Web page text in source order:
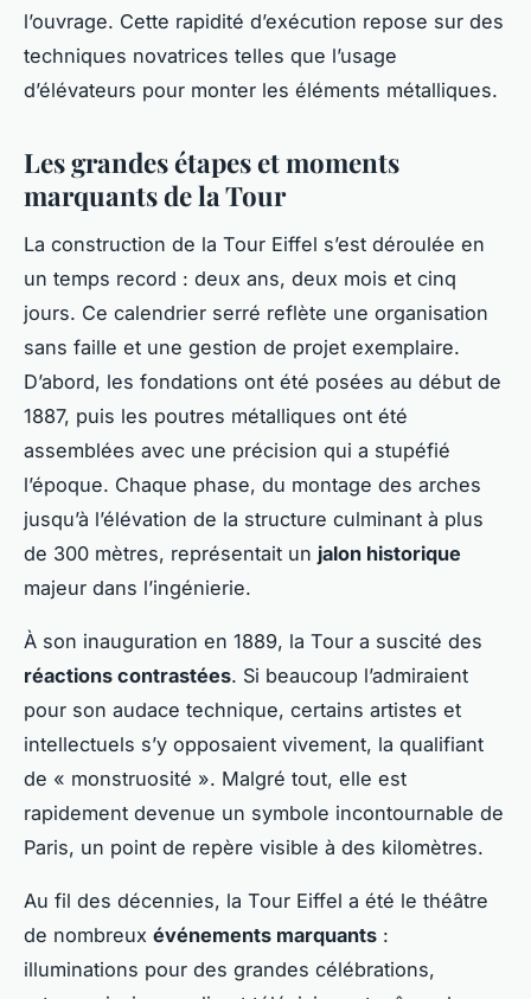
l’ouvrage. Cette rapidité d’exécution repose sur des
techniques novatrices telles que l’usage
d’élévateurs pour monter les éléments métalliques.
Les grandes étapes et moments
marquants de la Tour
La construction de la Tour Eiffel s’est déroulée en
un temps record : deux ans, deux mois et cinq
jours. Ce calendrier serré reflète une organisation
sans faille et une gestion de projet exemplaire.
D’abord, les fondations ont été posées au début de
1887, puis les poutres métalliques ont été
assemblées avec une précision qui a stupéfié
l’époque. Chaque phase, du montage des arches
jusqu’à l’élévation de la structure culminant à plus
de 300 mètres, représentait un jalon historique
majeur dans l’ingénierie.
À son inauguration en 1889, la Tour a suscité des
réactions contrastées. Si beaucoup l’admiraient
pour son audace technique, certains artistes et
intellectuels s’y opposaient vivement, la qualifiant
de « monstruosité ». Malgré tout, elle est
rapidement devenue un symbole incontournable de
Paris, un point de repère visible à des kilomètres.
Au fil des décennies, la Tour Eiffel a été le théâtre
de nombreux événements marquants :
illuminations pour des grandes célébrations,